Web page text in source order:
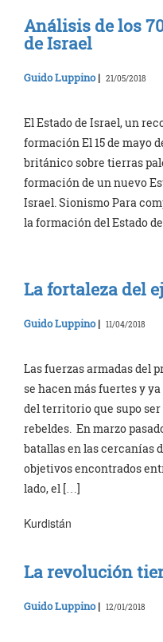
Análisis de los
de Israel
Guido Luppino| 21/05/2018
El Estado de Israel, un
formación El 15 de mayo
británico sobre tierras
formación de un nuevo
Israel. Sionismo Para
la formación del Estado
La fortaleza del
Guido Luppino| 11/04/2018
Las fuerzas armadas del
se hacen más fuertes y
del territorio que supo
rebeldes. En marzo
batallas en las cercanías
objetivos encontrados
lado, el […]
Kurdistán
La revolución
Guido Luppino| 12/01/2018